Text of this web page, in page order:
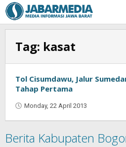
Skip
to
content
Tag: kasat
Tol Cisumdawu, Jalur
Tahap Pertama
Monday, 22 April 2013
Berita Kabupaten